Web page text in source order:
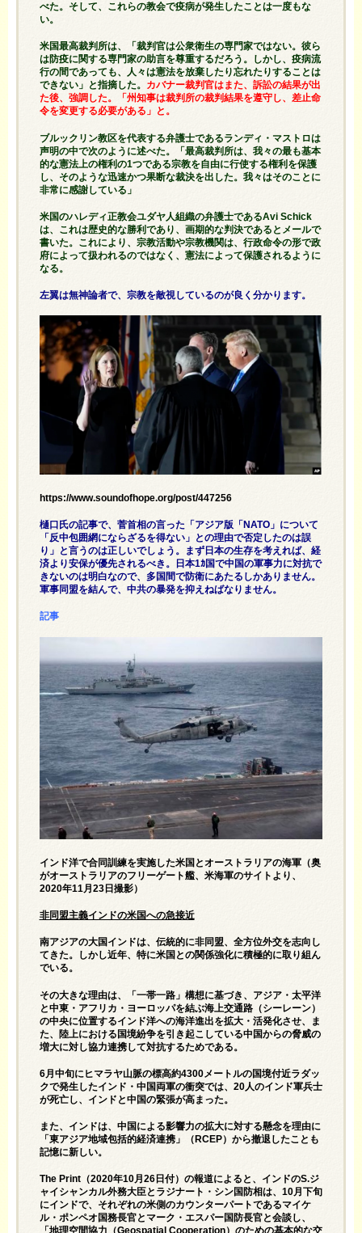
べた。そして、これらの教会で疫病が発生したことは一度もな
い。
米国最高裁判所は、「裁判官は公衆衛生の専門家ではない。彼ら
は防疫に関する専門家の助言を尊重するだろう。しかし、疫病流
行の間であっても、人々は憲法を放棄したり忘れたりすることは
できない」と指摘した。
カバナー裁判官はまた、訴訟の結果が出
た後、強調した。「州知事は裁判所の裁判結果を遵守し、差止命
令を変更する必要がある」と。
ブルックリン教区を代表する弁護士であるランディ・マストロは
声明の中で次のように述べた。「最高裁判所は、我々の最も基本
的な憲法上の権利の1つである宗教を自由に行使する権利を保護
し、そのような迅速かつ果断な裁決を出した。我々はそのことに
非常に感謝している」
米国のハレディ正教会ユダヤ人組織の弁護士であるAvi Schick
は、これは歴史的な勝利であり、画期的な判決であるとメールで
書いた。これにより、宗教活動や宗教機関は、行政命令の形で政
府によって扱われるのではなく、憲法によって保護されるように
なる。
左翼は無神論者で、宗教を敵視しているのが良く分かります。
https://www.soundofhope.org/post/447256
樋口氏の記事で、菅首相の言った「アジア版「NATO」について
「反中包囲網にならざるを得ない」との理由で否定したのは誤
り」と言うのは正しいでしょう。まず日本の生存を考えれば、経
済より安保が優先されるべき。日本1ｶ国で中国の軍事力に対抗で
きないのは明白なので、多国間で防衛にあたるしかありません。
軍事同盟を結んで、中共の暴発を抑えねばなりません。
記事
インド洋で合同訓練を実施した米国とオーストラリアの海軍（奥
がオーストラリアのフリーゲート艦、米海軍のサイトより、
2020年11月23日撮影）
非同盟主義インドの米国への急接近
南アジアの大国インドは、伝統的に非同盟、全方位外交を志向し
てきた。しかし近年、特に米国との関係強化に積極的に取り組ん
でいる。
その大きな理由は、「一帯一路」構想に基づき、アジア・太平洋
と中東・アフリカ・ヨーロッパを結ぶ海上交通路（シーレーン）
の中央に位置するインド洋への海洋進出を拡大・活発化させ、ま
た、陸上における国境紛争を引き起こしている中国からの脅威の
増大に対し協力連携して対抗するためである。
6月中旬にヒマラヤ山脈の標高約4300メートルの国境付近ラダッ
クで発生したインド・中国両軍の衝突では、20人のインド軍兵士
が死亡し、インドと中国の緊張が高まった。
また、インドは、中国による影響力の拡大に対する懸念を理由に
「東アジア地域包括的経済連携」（RCEP）から撤退したことも
記憶に新しい。
The Print（2020年10月26日付）の報道によると、インドのS.ジ
ャイシャンカル外務大臣とラジナート・シン国防相は、10月下旬
にインドで、それぞれの米側のカウンターパートであるマイケ
ル・ポンペオ国務長官とマーク・エスパー国防長官と会談し、
「地理空間協力（Geospatial Cooperation）のための基本的な交